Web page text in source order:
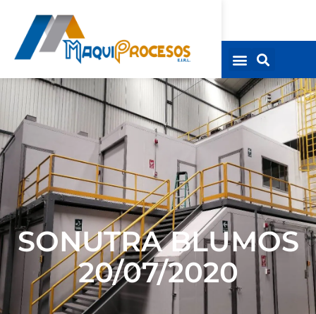
SONUTRA BLUMOS
20/07/2020